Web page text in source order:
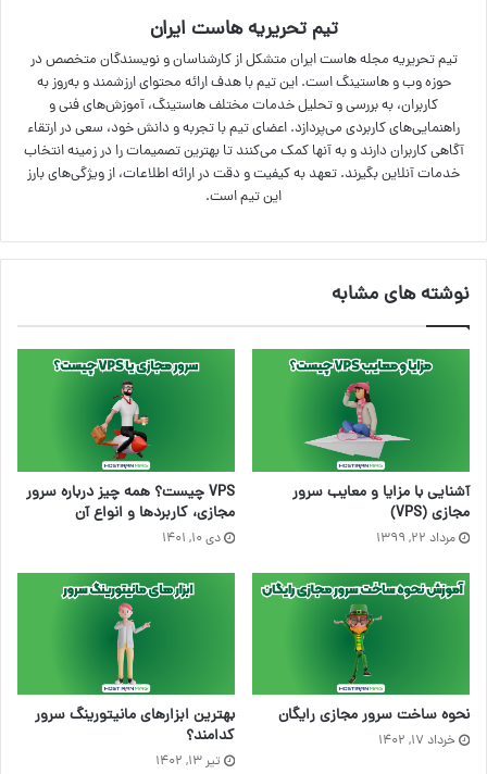
تیم تحریریه هاست ایران
تیم تحریریه مجله هاست ایران متشکل از کارشناسان و نویسندگان متخصص در
حوزه وب و هاستینگ است. این تیم با هدف ارائه محتوای ارزشمند و به‌روز به
کاربران، به بررسی و تحلیل خدمات مختلف هاستینگ، آموزش‌های فنی و
راهنمایی‌های کاربردی می‌پردازد. اعضای تیم با تجربه و دانش خود، سعی در ارتقاء
آگاهی کاربران دارند و به آنها کمک می‌کنند تا بهترین تصمیمات را در زمینه انتخاب
خدمات آنلاین بگیرند. تعهد به کیفیت و دقت در ارائه اطلاعات، از ویژگی‌های بارز
این تیم است.
نوشته های مشابه
آشنایی با مزایا و معایب سرور
مجازی (VPS)
مرداد ۲۲, ۱۳۹۹
VPS چیست؟ همه چیز درباره سرور
مجازی، کاربردها و انواع آن
دی ۱۰, ۱۴۰۱
نحوه ساخت سرور مجازی رایگان
خرداد ۱۷, ۱۴۰۲
بهترین ابزارهای مانیتورینگ سرور
کدامند؟
تیر ۱۳, ۱۴۰۲